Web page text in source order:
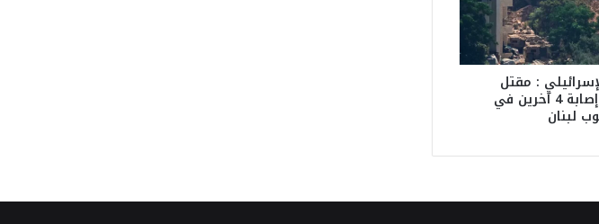
: مقتل
جنديين وإصابة 4 آخرين في
لبنان